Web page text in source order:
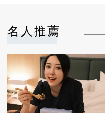
名人推薦